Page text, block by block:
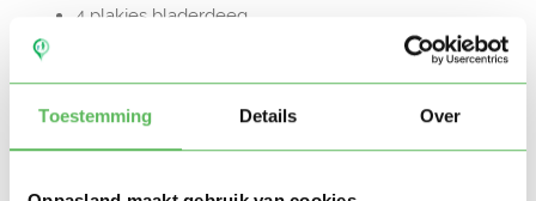
Toestemming Details Over
4 plakjes bladerdeeg
500 ml melk
poedersuiker
oranje kleurstof